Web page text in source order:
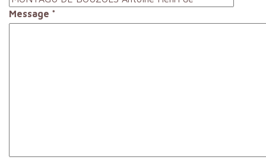
Message *